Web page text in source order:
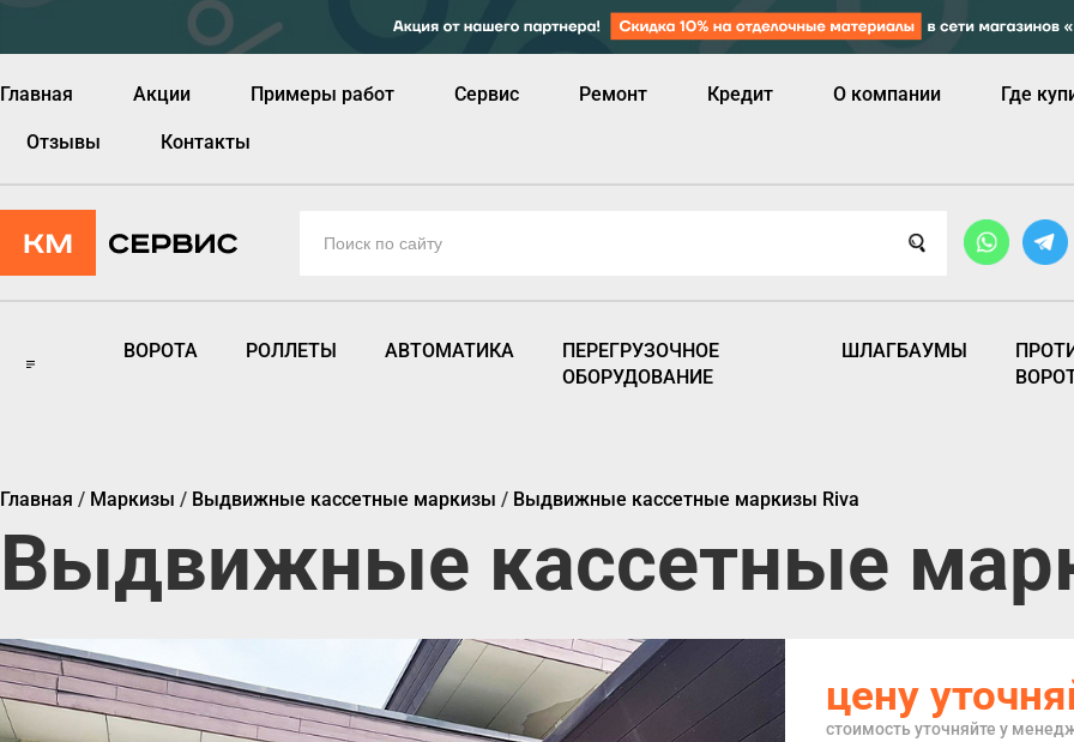
Главная Акции Примеры работ Сервис Ремонт Кредит О компании Где
Отзывы Контакты
ВОРОТА РОЛЛЕТЫ АВТОМАТИКА
ПЕРЕГРУЗОЧНОЕ
ОБОРУДОВАНИЕ
ШЛАГБАУМЫ
Главная / Маркизы / Выдвижные кассетные маркизы / Выдвижные кассетные маркизы Riva
Выдвижные кассетные
цену
стоимость уточняйте у